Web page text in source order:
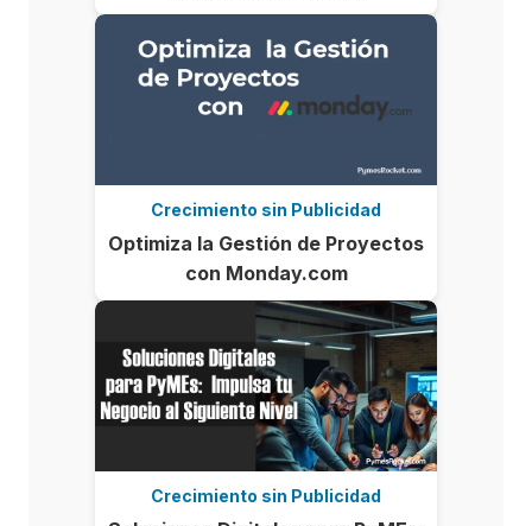
Crecimiento sin Publicidad
Optimiza la Gestión de Proyectos
con Monday.com
Crecimiento sin Publicidad